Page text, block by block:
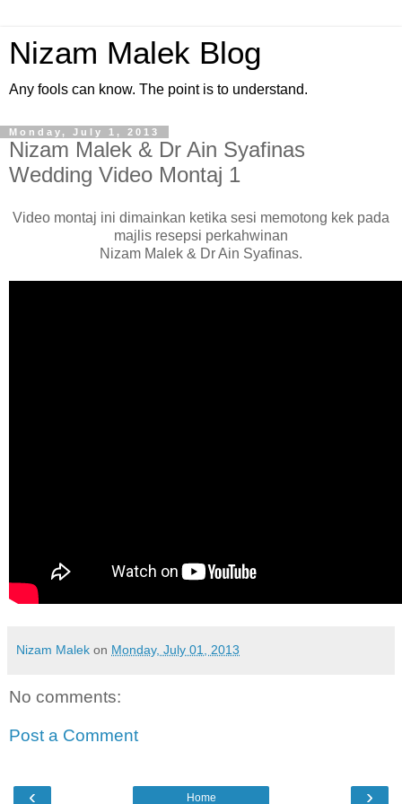
Nizam Malek Blog
Any fools can know. The point is to understand.
Monday, July 1, 2013
Nizam Malek & Dr Ain Syafinas
Wedding Video Montaj 1
Video montaj ini dimainkan ketika sesi memotong kek pada
majlis resepsi perkahwinan
Nizam Malek & Dr Ain Syafinas.
Nizam Malek on Monday, July 01, 2013
No comments:
Post a Comment
‹ ›
Home